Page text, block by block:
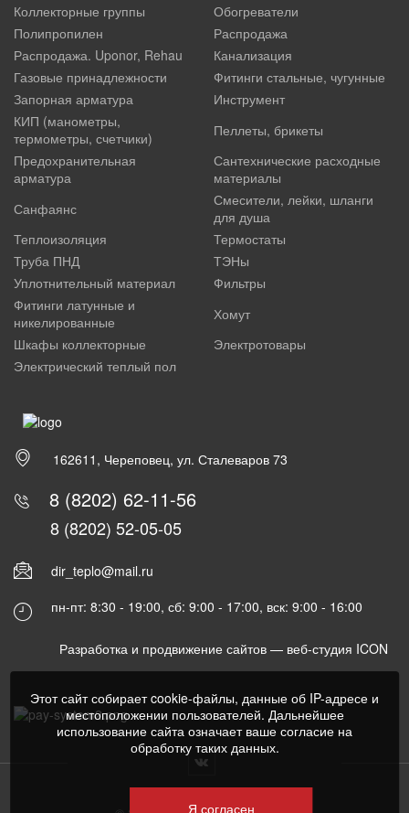
Коллекторные группы
Обогреватели
Полипропилен
Распродажа
Распродажа. Uponor, Rehau
Канализация
Газовые принадлежности
Фитинги стальные, чугунные
Запорная арматура
Инструмент
КИП (манометры,
термометры, счетчики)
Пеллеты, брикеты
Предохранительная
арматура
Сантехнические расходные
материалы
Санфаянс
Смесители, лейки, шланги
для душа
Теплоизоляция
Термостаты
Труба ПНД
ТЭНы
Уплотнительный материал
Фильтры
Фитинги латунные и
никелированные
Хомут
Шкафы коллекторные
Электротовары
Электрический теплый пол
162611, Череповец, ул. Сталеваров 73
8 (8202) 62-11-56
8 (8202) 52-05-05
dir_teplo@mail.ru
пн-пт: 8:30 - 19:00, сб: 9:00 - 17:00, вск: 9:00 - 16:00
Разработка и продвижение сайтов — веб-студия ICON
Этот сайт собирает cookie-файлы, данные об IP-адресе и
местоположении пользователей. Дальнейшее
использование сайта означает ваше согласие на
обработку таких данных.
Я согласен